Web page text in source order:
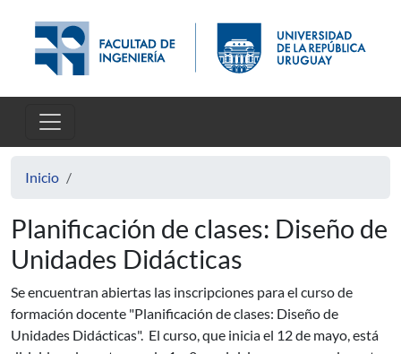
Inicio
Planificación de clases: Diseño de
Unidades Didácticas
Se encuentran abiertas las inscripciones para el curso de
formación docente "Planificación de clases: Diseño de
Unidades Didácticas". El curso, que inicia el 12 de mayo, está